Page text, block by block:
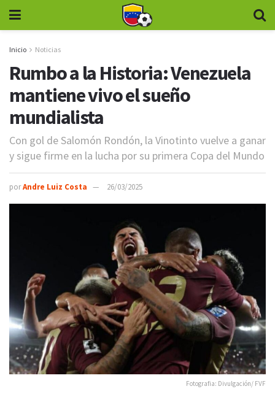
Inicio Noticias
Rumbo a la Historia: Venezuela
mantiene vivo el sueño
mundialista
Con gol de Salomón Rondón, la Vinotinto vuelve a ganar
y sigue firme en la lucha por su primera Copa del Mundo
porAndre Luiz Costa 26/03/2025
Fotografia: Divulgación/ FVF